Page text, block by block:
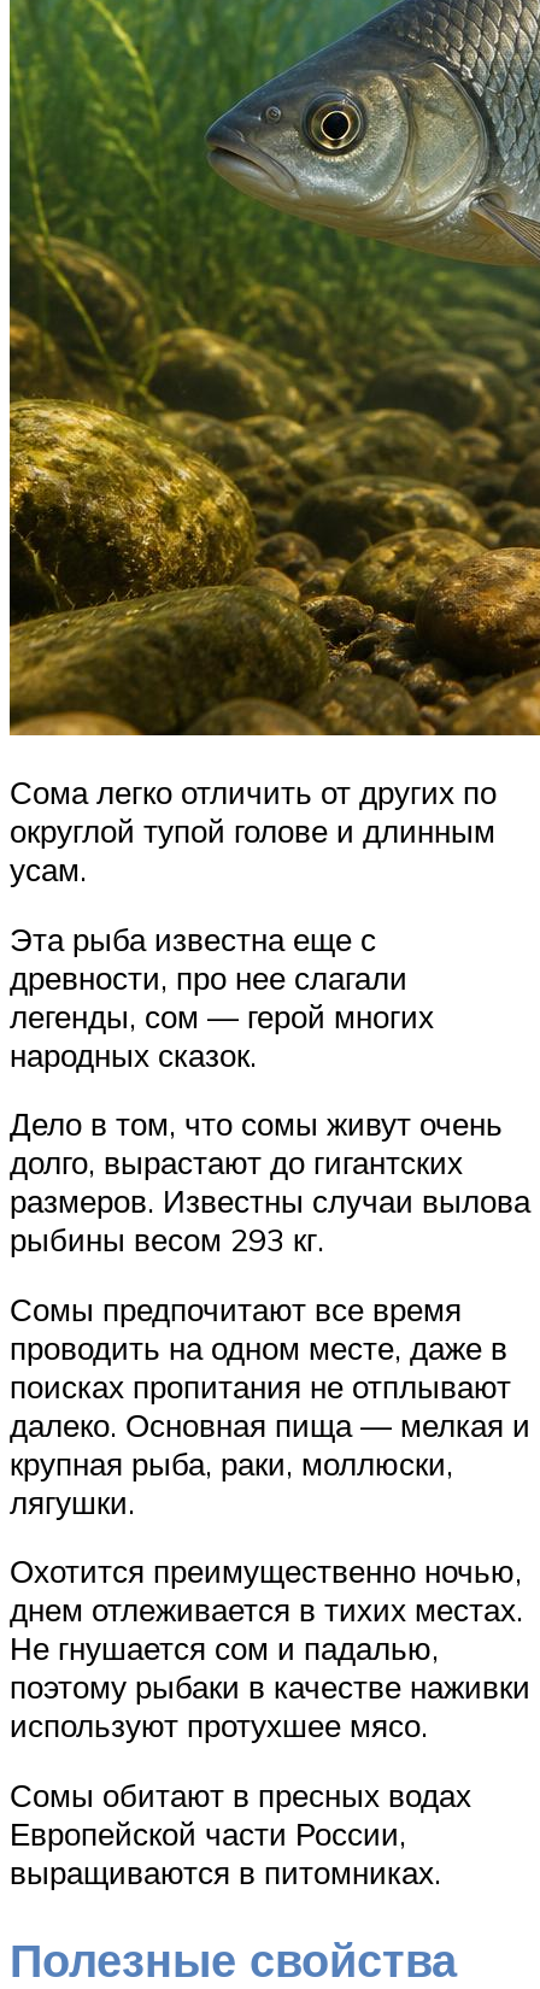
Сома легко отличить от других по
округлой тупой голове и длинным
усам.
Эта рыба известна еще с
древности, про нее слагали
легенды, сом — герой многих
народных сказок.
Дело в том, что сомы живут очень
долго, вырастают до гигантских
размеров. Известны случаи вылова
рыбины весом 293 кг.
Сомы предпочитают все время
проводить на одном месте, даже в
поисках пропитания не отплывают
далеко. Основная пища — мелкая и
крупная рыба, раки, моллюски,
лягушки.
Охотится преимущественно ночью,
днем отлеживается в тихих местах.
Не гнушается сом и падалью,
поэтому рыбаки в качестве наживки
используют протухшее мясо.
Сомы обитают в пресных водах
Европейской части России,
выращиваются в питомниках.
Полезные свойства